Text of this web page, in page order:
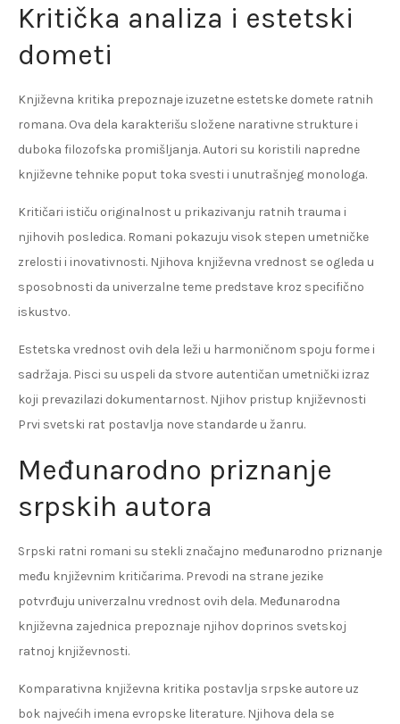
Kritička analiza i estetski
dometi
Književna kritika prepoznaje izuzetne estetske domete ratnih
romana. Ova dela karakterišu složene narativne strukture i
duboka filozofska promišljanja. Autori su koristili napredne
književne tehnike poput toka svesti i unutrašnjeg monologa.
Kritičari ističu originalnost u prikazivanju ratnih trauma i
njihovih posledica. Romani pokazuju visok stepen umetničke
zrelosti i inovativnosti. Njihova književna vrednost se ogleda u
sposobnosti da univerzalne teme predstave kroz specifično
iskustvo.
Estetska vrednost ovih dela leži u harmoničnom spoju forme i
sadržaja. Pisci su uspeli da stvorе autentičan umetnički izraz
koji prevazilazi dokumentarnost. Njihov pristup književnosti
Prvi svetski rat postavlja nove standarde u žanru.
Međunarodno priznanje
srpskih autora
Srpski ratni romani su stekli značajno međunarodno priznanje
među književnim kritičarima. Prevodi na strane jezike
potvrđuju univerzalnu vrednost ovih dela. Međunarodna
književna zajednica prepoznaje njihov doprinos svetskoj
ratnoj književnosti.
Komparativna književna kritika postavlja srpske autore uz
bok najvećih imena evropske literature. Njihova dela se